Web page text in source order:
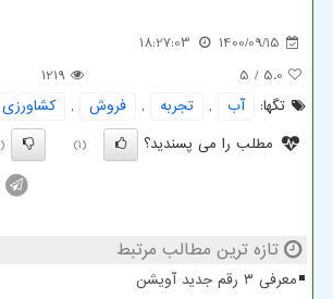
1400/09/15
18:27:03
5.0
/ 5
1219
تگها:
آب , تجربه , فروش ,
كشاورزی
مطلب را می پسندید؟
(1)
(0)
تازه ترین مطالب مرتبط
معرفی ۳ رقم جدید آویشن